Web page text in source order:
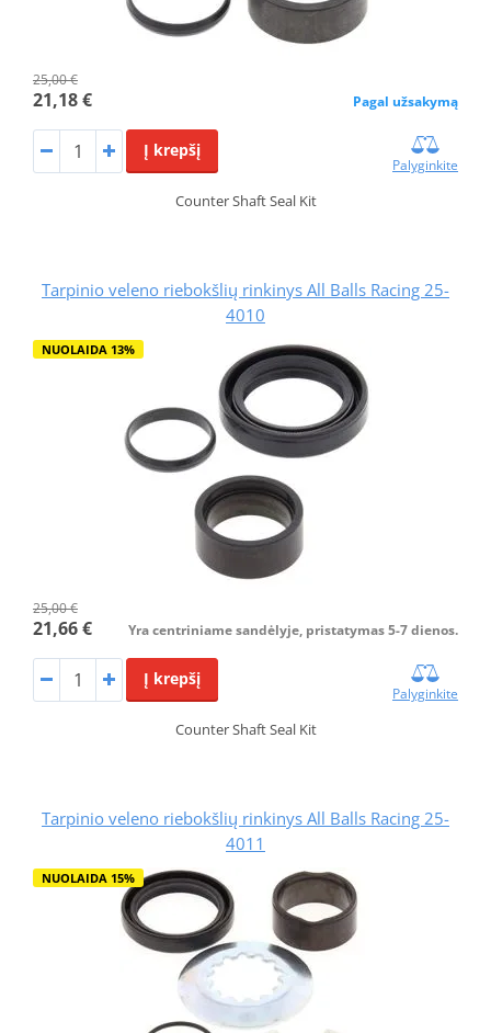
25,00 €
21,18 € Pagal užsakymą
Į krepšį
Palyginkite
Counter Shaft Seal Kit
Tarpinio veleno riebokšlių rinkinys All Balls Racing 25-
4010
NUOLAIDA 13%
25,00 €
21,66 € Yra centriniame sandėlyje, pristatymas 5-7 dienos.
Į krepšį
Palyginkite
Counter Shaft Seal Kit
Tarpinio veleno riebokšlių rinkinys All Balls Racing 25-
4011
NUOLAIDA 15%